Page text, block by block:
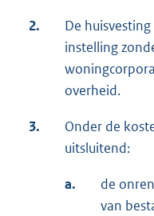
2.
De
instelling
overheid.
3.
Onder de
uitsluitend:
a.
de
van